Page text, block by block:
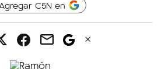
Agregar C5N en